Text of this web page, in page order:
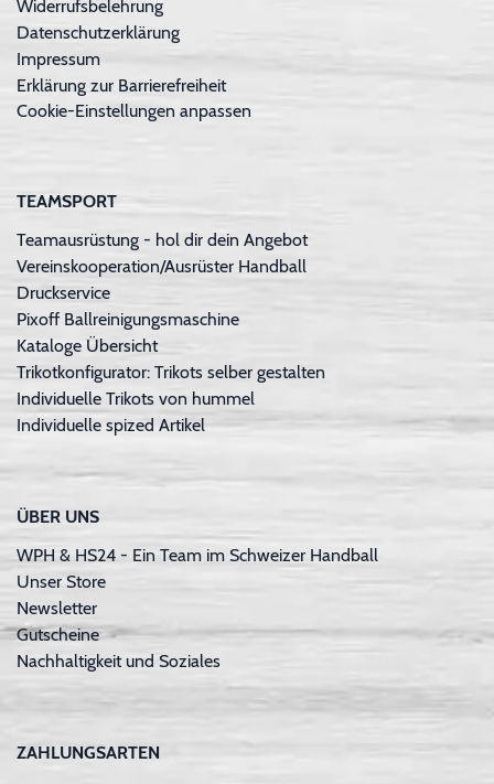
Widerrufsbelehrung
Datenschutzerklärung
Impressum
Erklärung zur Barrierefreiheit
Cookie-Einstellungen anpassen
TEAMSPORT
Teamausrüstung - hol dir dein Angebot
Vereinskooperation/Ausrüster Handball
Druckservice
Pixoff Ballreinigungsmaschine
Kataloge Übersicht
Trikotkonfigurator: Trikots selber gestalten
Individuelle Trikots von hummel
Individuelle spized Artikel
ÜBER UNS
WPH & HS24 - Ein Team im Schweizer Handball
Unser Store
Newsletter
Gutscheine
Nachhaltigkeit und Soziales
ZAHLUNGSARTEN